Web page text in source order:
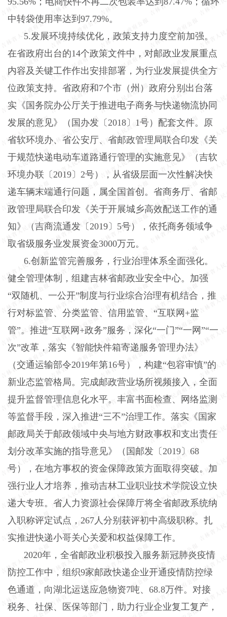
中转袋使用率达到97.79%。
5.发展环境持续优化，政策支持力度空前加强。
在省政府出台的14个政策文件中，对邮政业发展重点
内容及关键工作作出安排部署，为行业发展提供全方
位政策支持。省政府和7个市（州）政府分别出台落
实《国务院办公厅关于推进电子商务与快递物流协同
发展的意见》（国办发〔2018〕1号）配套文件。原
省软环境办、省公安厅、省邮政管理局联合印发《关
于规范快递电动车道路通行管理的实施意见》（吉软
环境办联〔2019〕2号），从省级层面一次性解决快
递车辆末端通行问题，属全国首创。省商务厅、省邮
政管理局联合印发《关于开展城乡高效配送工作的通
知》（吉商流通发〔2019〕5号），依托商务领域争
取省级服务业发展资金3000万元。
6.创新监管完善服务，行业治理体系全面强化。
健全管理体制，组建吉林省邮政业安全中心。加强
“双随机、一公开”制度与行业综合治理有机结合，推
行对标监管、分类监管、信用监管、“互联网+监
管”。推进“互联网+政务”服务，深化“一门”“一网”“一
次”改革，落实《智能快件箱寄递服务管理办法》
（交通运输部令2019年第16号），构建“包容审慎”的
新业态监管格局。完成邮政营业场所视频接入，全面
提升监督管理信息化水平。丰富书面检查、网络监测
等监督手段，深入推进“三不”治理工作。落实《国家
邮政局关于邮政领域中央与地方财政事权和支出责任
划分改革实施的指导意见》（国邮发〔2019〕68
号），在地方事权的资金保障政策方面取得突破。加
强行业人才培养，推动吉林工业职业技术学院设立快
递大专班。省人力资源社会保障厅将全省邮政系统纳
入职称评定试点，267人分别获评初中高级职称。扎
实推进快递小哥关心关爱和权益保障工作。
2020年，全省邮政业积极投入服务新冠肺炎疫情
防控工作中，组织9家邮政快递企业开通疫情防控绿
色通道，向湖北运送应急物资7吨、68.8万件。对接
税务、社保、医保等部门，助力行业企业复工复产，